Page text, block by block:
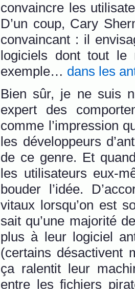
convaincre les
D’un coup, Cary
convaincant : il
logiciels dont tout le
exemple… dans les
Bien sûr, je ne suis
expert des
comme l’impression
les développeurs
de ce genre. Et
les utilisateurs eux-
bouder l’idée.
vitaux lorsqu’on est
sait qu’une majorité
plus à leur logiciel
(certains désactivent
ça ralentit leur
entre les fichiers